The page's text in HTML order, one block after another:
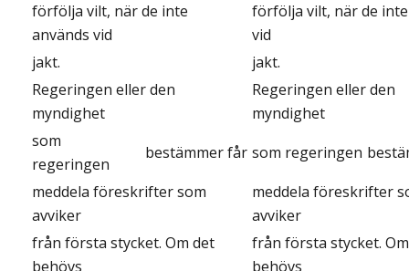
förfölja vilt, när de inte
används vid
förfölja vilt, när de
vid
jakt.
jakt.
Regeringen eller den
myndighet
Regeringen eller den
myndighet
som
regeringen
bestämmerfår som regeringen
meddela föreskrifter som
avviker
meddela föreskrifter
avviker
från första stycket. Om det
behövs
från första stycket.
behövs